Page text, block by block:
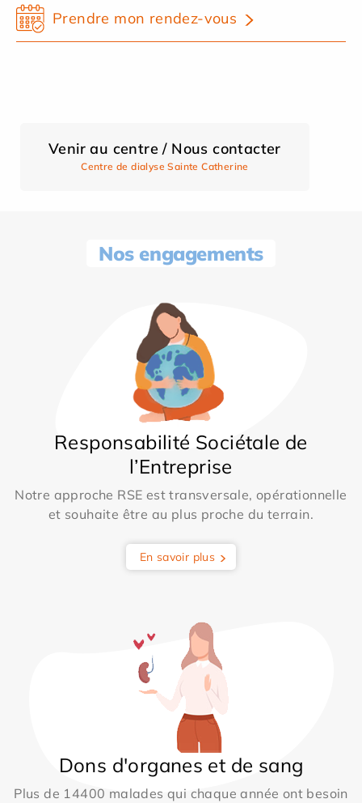
Prendre mon rendez-vous
Venir au centre / Nous contacter
Centre de dialyse Sainte Catherine
Nos engagements
Responsabilité Sociétale de
l’Entreprise
Notre approche RSE est transversale, opérationnelle
et souhaite être au plus proche du terrain.
En savoir plus
Dons d'organes et de sang
Plus de 14400 malades qui chaque année ont besoin